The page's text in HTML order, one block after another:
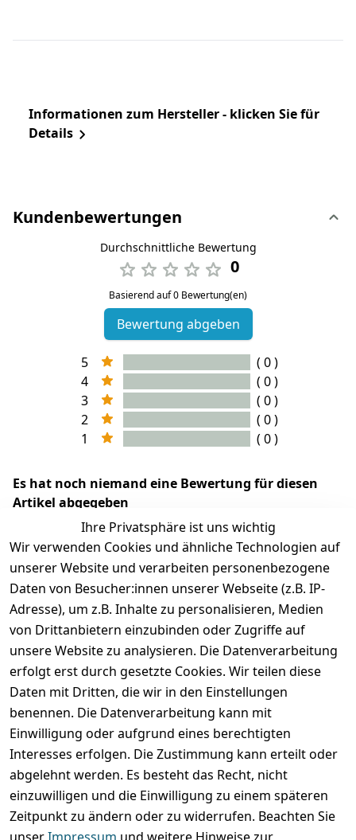
Informationen zum Hersteller - klicken Sie für
Details
Kundenbewertungen
Durchschnittliche Bewertung
0
Basierend auf 0 Bewertung(en)
Bewertung abgeben
5
( 0 )
4
( 0 )
3
( 0 )
2
( 0 )
1
( 0 )
Es hat noch niemand eine Bewertung für diesen
Artikel abgegeben
Ihre Privatsphäre ist uns wichtig
Wir verwenden Cookies und ähnliche Technologien auf
unserer Website und verarbeiten personenbezogene
Daten von Besucher:innen unserer Webseite (z.B. IP-
Adresse), um z.B. Inhalte zu personalisieren, Medien
von Drittanbietern einzubinden oder Zugriffe auf
unsere Website zu analysieren. Die Datenverarbeitung
erfolgt erst durch gesetzte Cookies. Wir teilen diese
Daten mit Dritten, die wir in den Einstellungen
benennen. Die Datenverarbeitung kann mit
Einwilligung oder aufgrund eines berechtigten
Interesses erfolgen. Die Zustimmung kann erteilt oder
abgelehnt werden. Es besteht das Recht, nicht
einzuwilligen und die Einwilligung zu einem späteren
Zeitpunkt zu ändern oder zu widerrufen. Beachten Sie
Rechtliches
Impressum
Datenschutze
rklärung
Batterieentsor
gung
Services
Kontakt
Registrieren
Zahlung und
Versand
Umtausch /
Wir
versenden
mit
Folgt uns
gern auf
Zahle
bequem per